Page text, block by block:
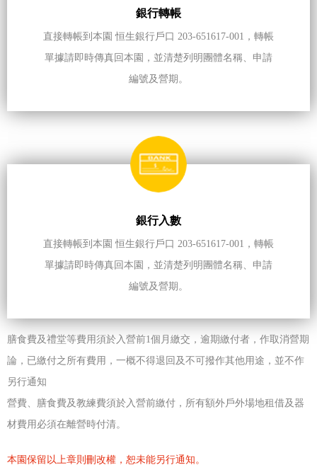
銀行轉帳
直接轉帳到本園 恒生銀行戶口 203-651617-001，轉帳
單據請即時傳真回本園，並清楚列明團體名稱、申請
編號及營期。
銀行入數
直接轉帳到本園 恒生銀行戶口 203-651617-001，轉帳
單據請即時傳真回本園，並清楚列明團體名稱、申請
編號及營期。
膳食費及禮堂等費用須於入營前1個月繳交，逾期繳付者，作取消營期
論，已繳付之所有費用，一概不得退回及不可撥作其他用途，並不作
另行通知
營費、膳食費及教練費須於入營前繳付，所有額外戶外場地租借及器
材費用必須在離營時付清。
本園保留以上章則刪改權，恕未能另行通知。